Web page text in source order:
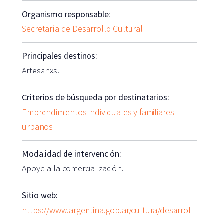
Organismo responsable:
Secretaría de Desarrollo Cultural
Principales destinos:
Artesanxs.
Criterios de búsqueda por destinatarios:
Emprendimientos individuales y familiares
urbanos
Modalidad de intervención:
Apoyo a la comercialización.
Sitio web:
https://www.argentina.gob.ar/cultura/desarroll